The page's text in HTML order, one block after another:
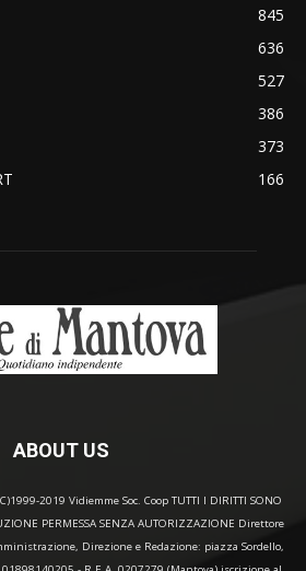
845
636
527
386
373
166
ABOUT US
2019 Vidiemme Soc. Coop TUTTI I DIRITTI SONO
PERMESSA SENZA AUTORIZZAZIONE Direttore
Direzione e Redazione: piazza Sordello,